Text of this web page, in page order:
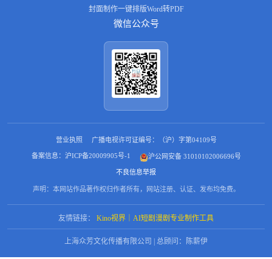
封面制作一键排版Word转PDF
微信公众号
营业执照 广播电视许可证编号：（沪）字第04109号
备案信息：沪ICP备20009905号-1 沪公网安备 31010102006696号
不良信息举报
声明：本网站作品著作权归作者所有，网站注册、认证、发布均免费。
友情链接： Kino视界｜AI短剧漫剧专业制作工具
上海众芳文化传播有限公司 | 总顾问：陈薪伊